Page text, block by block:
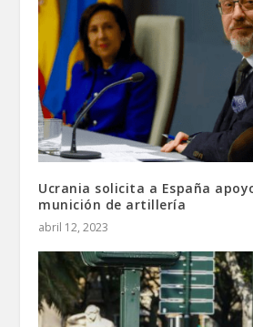
Ucrania solicita a España
munición de artillería
abril 12, 2023